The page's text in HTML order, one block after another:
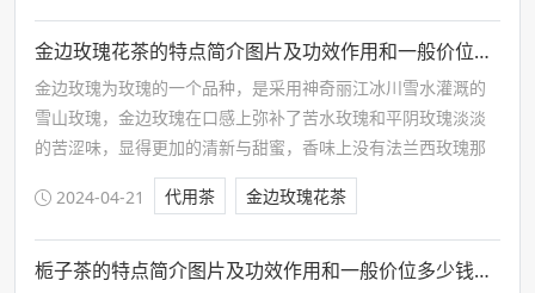
金边玫瑰花茶的特点简介图片及功效作用和一般价位多少钱一斤
金边玫瑰为玫瑰的一个品种，是采用神奇丽江冰川雪水灌溉的
雪山玫瑰，金边玫瑰在口感上弥补了苦水玫瑰和平阴玫瑰淡淡
的苦涩味，显得更加的清新与甜蜜，香味上没有法兰西玫瑰那
样的浓郁，而多了一分宁静与祥和，让人百品不厌，其次金边
玫瑰花蕾小巧玲珑，花瓣较为紧凑…
2024-04-21 代用茶 金边玫瑰花茶
栀子茶的特点简介图片及功效作用和一般价位多少钱一斤